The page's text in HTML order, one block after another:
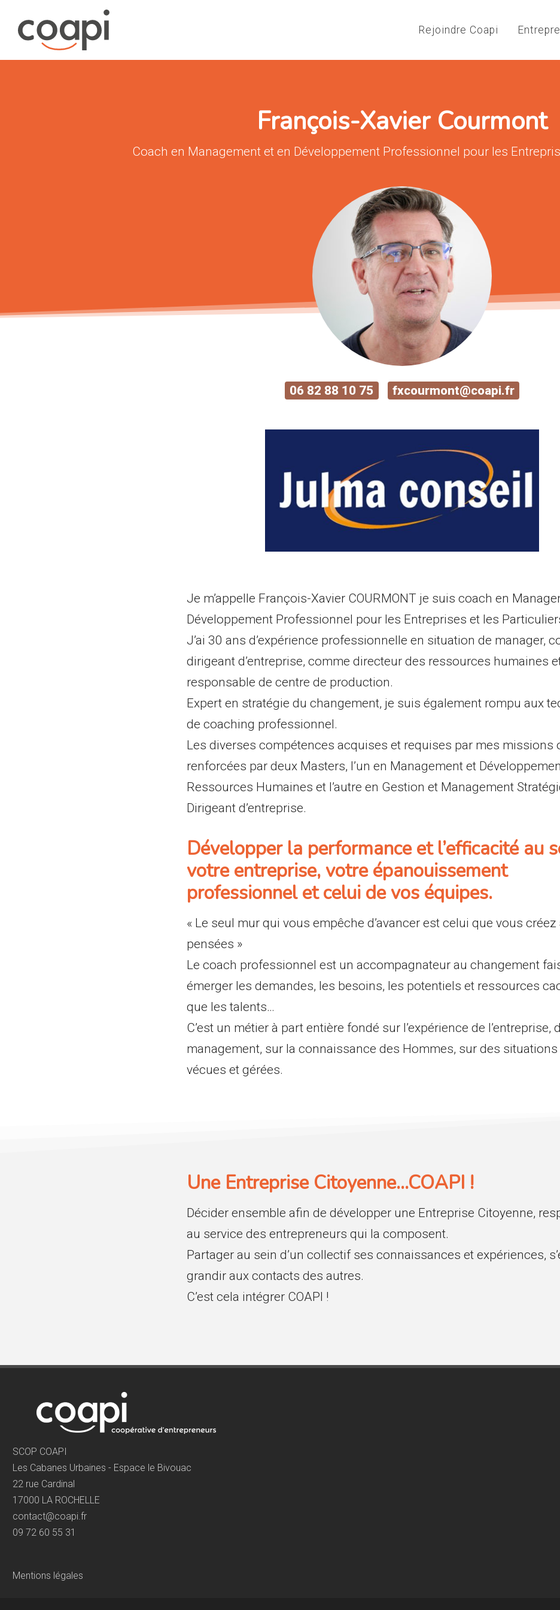
Rejoindre Coapi
François-Xavier Courmont
Coach en Management et en Développement Professionnel pour les
06 82 88 10 75 fxcourmont@coapi.fr
Je m’appelle François-Xavier COURMONT je suis coach en
Développement Professionnel pour les Entreprises et les
J’ai 30 ans d’expérience professionnelle en situation de manager,
dirigeant d’entreprise, comme directeur des ressources humaines
responsable de centre de production.
Expert en stratégie du changement, je suis également rompu aux
de coaching professionnel.
Les diverses compétences acquises et requises par mes missions
renforcées par deux Masters, l’un en Management et
Ressources Humaines et l’autre en Gestion et Management
Dirigeant d’entreprise.
Développer la performance et l’efficacité au
votre entreprise, votre épanouissement
professionnel et celui de vos équipes.
« Le seul mur qui vous empêche d’avancer est celui que vous créez
pensées »
Le coach professionnel est un accompagnateur au changement
émerger les demandes, les besoins, les potentiels et ressources
que les talents…
C’est un métier à part entière fondé sur l’expérience de l’entreprise,
management, sur la connaissance des Hommes, sur des
vécues et gérées.
Une Entreprise Citoyenne…COAPI !
Décider ensemble afin de développer une Entreprise Citoyenne,
au service des entrepreneurs qui la composent.
Partager au sein d’un collectif ses connaissances et expériences,
grandir aux contacts des autres.
C’est cela intégrer COAPI !
SCOP COAPI
Les Cabanes Urbaines - Espace le Bivouac
22 rue Cardinal
17000 LA ROCHELLE
contact@coapi.fr
09 72 60 55 31
Mentions légales